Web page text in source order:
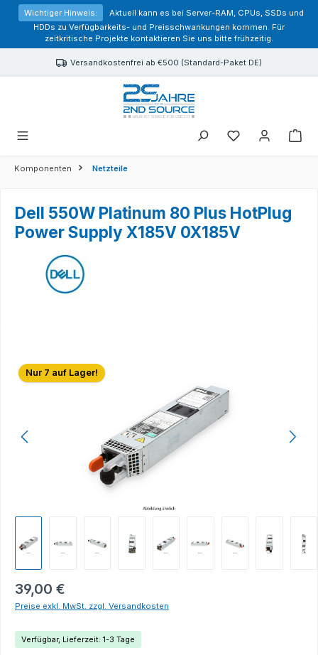
springen
Wichtiger Hinweis:
Aktuell kann es bei Server-RAM, CPUs, SSDs und
HDDs zu Verfügbarkeits- und Preisschwankungen kommen. Für
zeitkritische Projekte kontaktieren Sie uns bitte frühzeitig.
Versandkostenfrei ab €500 (Standard-Paket DE)
Sie haben 0
Komponenten Netzteile
Dell 550W Platinum 80 Plus HotPlug
Power Supply X185V 0X185V
Bildergalerie überspringen
Nur 7 auf Lager!
39,00 €
Preise exkl. MwSt. zzgl. Versandkosten
Verfügbar, Lieferzeit: 1-3 Tage